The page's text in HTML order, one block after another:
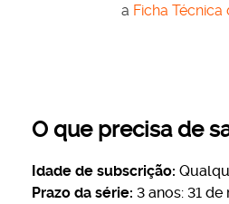
a Ficha Técnica
O que precisa de
Idade de subscrição:
Prazo da série: 3 anos: 31